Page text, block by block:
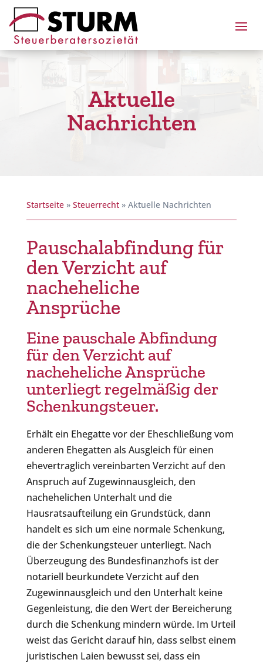
Aktuelle
Nachrichten
Startseite» Steuerrecht» Aktuelle Nachrichten
Pauschalabfindung für
den Verzicht auf
nacheheliche
Ansprüche
Eine pauschale Abfindung
für den Verzicht auf
nacheheliche Ansprüche
unterliegt regelmäßig der
Schenkungsteuer.
Erhält ein Ehegatte vor der Eheschließung vom
anderen Ehegatten als Ausgleich für einen
ehevertraglich vereinbarten Verzicht auf den
Anspruch auf Zugewinnausgleich, den
nachehelichen Unterhalt und die
Hausratsaufteilung ein Grundstück, dann
handelt es sich um eine normale Schenkung,
die der Schenkungsteuer unterliegt. Nach
Überzeugung des Bundesfinanzhofs ist der
notariell beurkundete Verzicht auf den
Zugewinnausgleich und den Unterhalt keine
Gegenleistung, die den Wert der Bereicherung
durch die Schenkung mindern würde. Im Urteil
weist das Gericht darauf hin, dass selbst einem
juristischen Laien bewusst sei, dass ein